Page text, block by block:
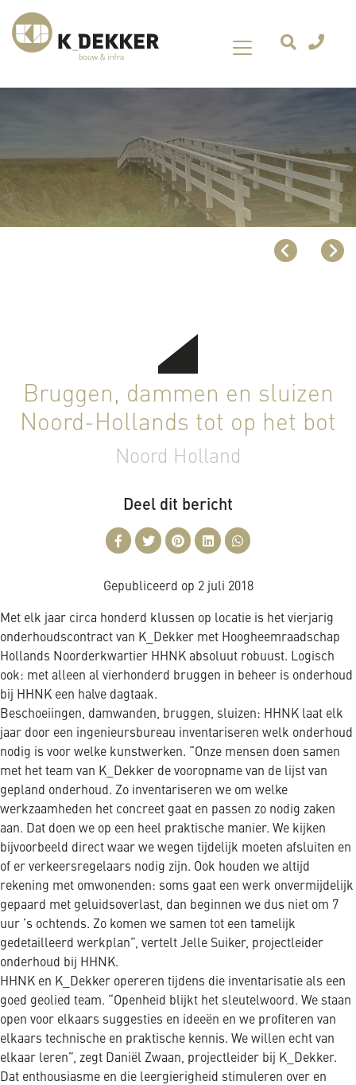
Bruggen, dammen en sluizen
Noord-Hollands tot op het bot
Noord Holland
Deel dit bericht
Gepubliceerd op 2 juli 2018
Met elk jaar circa honderd klussen op locatie is het vierjarig
onderhoudscontract van K_Dekker met Hoogheemraadschap
Hollands Noorderkwartier HHNK absoluut robuust. Logisch
ook: met alleen al vierhonderd bruggen in beheer is onderhoud
bij HHNK een halve dagtaak.
Beschoeiingen, damwanden, bruggen, sluizen: HHNK laat elk
jaar door een ingenieursbureau inventariseren welk onderhoud
nodig is voor welke kunstwerken. “Onze mensen doen samen
met het team van K_Dekker de vooropname van de lijst van
gepland onderhoud. Zo inventariseren we om welke
werkzaamheden het concreet gaat en passen zo nodig zaken
aan. Dat doen we op een heel praktische manier. We kijken
bijvoorbeeld direct waar we wegen tijdelijk moeten afsluiten en
of er verkeersregelaars nodig zijn. Ook houden we altijd
rekening met omwonenden: soms gaat een werk onvermijdelijk
gepaard met geluidsoverlast, dan beginnen we dus niet om 7
uur ’s ochtends. Zo komen we samen tot een tamelijk
gedetailleerd werkplan”, vertelt Jelle Suiker, projectleider
onderhoud bij HHNK.
HHNK en K_Dekker opereren tijdens die inventarisatie als een
goed geolied team. “Openheid blijkt het sleutelwoord. We staan
open voor elkaars suggesties en ideeën en we profiteren van
elkaars technische en praktische kennis. We willen echt van
elkaar leren”, zegt Daniël Zwaan, projectleider bij K_Dekker.
Dat enthousiasme en die leergierigheid stimuleren over en